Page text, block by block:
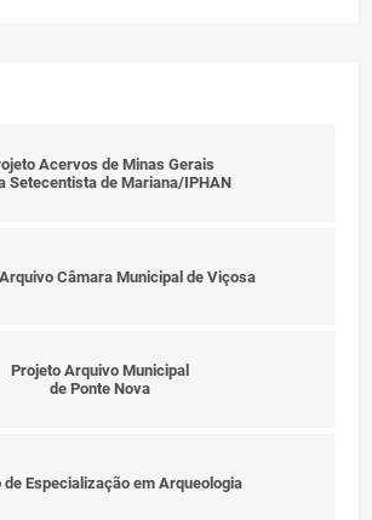
Acervos de Minas Gerais
Setecentista de Mariana/IPHAN
Câmara Municipal de Viçosa
Projeto Arquivo Municipal
de Ponte Nova
de Especialização em Arqueologia